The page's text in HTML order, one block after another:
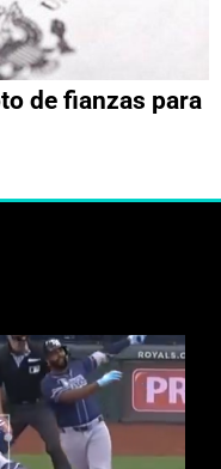
de fianzas para